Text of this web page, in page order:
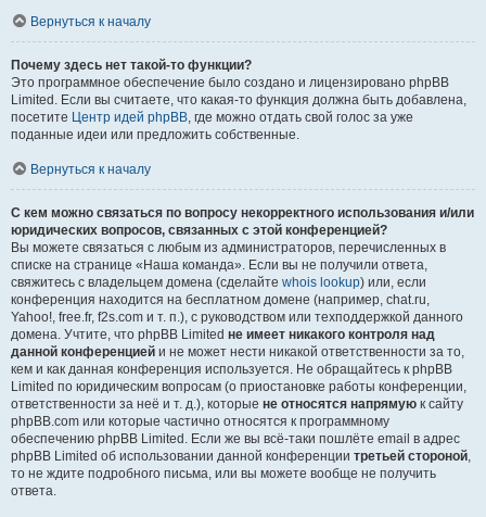
Вернуться к началу
Почему здесь нет такой-то функции?
Это программное обеспечение было создано и лицензировано phpBB
Limited. Если вы считаете, что какая-то функция должна быть добавлена,
посетите Центр идей phpBB, где можно отдать свой голос за уже
поданные идеи или предложить собственные.
Вернуться к началу
С кем можно связаться по вопросу некорректного использования и/или
юридических вопросов, связанных с этой конференцией?
Вы можете связаться с любым из администраторов, перечисленных в
списке на странице «Наша команда». Если вы не получили ответа,
свяжитесь с владельцем домена (сделайте whois lookup) или, если
конференция находится на бесплатном домене (например, chat.ru,
Yahoo!, free.fr, f2s.com и т. п.), с руководством или техподдержкой данного
домена. Учтите, что phpBB Limited не имеет никакого контроля над
данной конференцией и не может нести никакой ответственности за то,
кем и как данная конференция используется. Не обращайтесь к phpBB
Limited по юридическим вопросам (о приостановке работы конференции,
ответственности за неё и т. д.), которые не относятся напрямую к сайту
phpBB.com или которые частично относятся к программному
обеспечению phpBB Limited. Если же вы всё-таки пошлёте email в адрес
phpBB Limited об использовании данной конференции третьей стороной,
то не ждите подробного письма, или вы можете вообще не получить
ответа.